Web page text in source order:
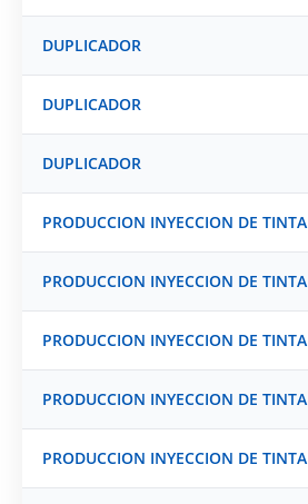
DUPLICADOR
DUPLICADOR
DUPLICADOR
PRODUCCION INYECCION DE TINTA
PRODUCCION INYECCION DE TINTA
PRODUCCION INYECCION DE TINTA
PRODUCCION INYECCION DE TINTA
PRODUCCION INYECCION DE TINTA